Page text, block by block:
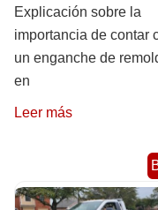
Explicación sobre la
importancia de contar
un enganche de
en
Leer más